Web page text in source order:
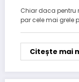
Chiar daca pentru
par cele mai grele
Citește mai